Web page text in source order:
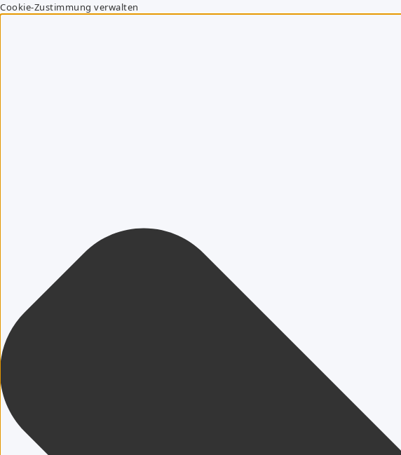
Cookie-Zustimmung verwalten